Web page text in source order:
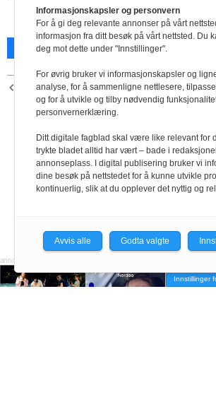
Facebook X Skriv ut
FORRIGE ARTIKKEL
Fagdiskusjon og felleskap Negotia
Innstillinger
Informasjonskapsler og personvern
For å gi deg relevante annonser på vårt
informasjon fra ditt besøk på vårt nettsted. Du
deg mot dette under "Innstillinger".
For øvrig bruker vi informasjonskapsler og
analyse, for å sammenligne nettlesere,
og for å utvikle og tilby nødvendig
personvernerklæring.
Ditt digitale fagblad skal være like relevant for
trykte bladet alltid har vært – bade i
annonseplass. I digital publisering bruker vi
dine besøk på nettstedet for å kunne utvikle
kontinuerlig, slik at du opplever det nyttig og
Avvis alle Godta valgte